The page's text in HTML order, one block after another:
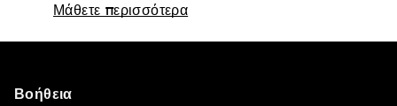
Μάθετε περισσότερα
Βοήθεια